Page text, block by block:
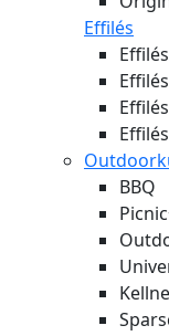
Effilés
BBQ